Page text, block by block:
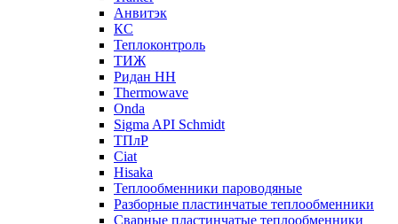
Анвитэк
КС
Теплоконтроль
ТИЖ
Ридан НН
Thermowave
Onda
Sigma API Schmidt
ТПлР
Ciat
Hisaka
Теплообменники пароводяные
Разборные пластинчатые теплообменники
Сварные пластинчатые теплообменники